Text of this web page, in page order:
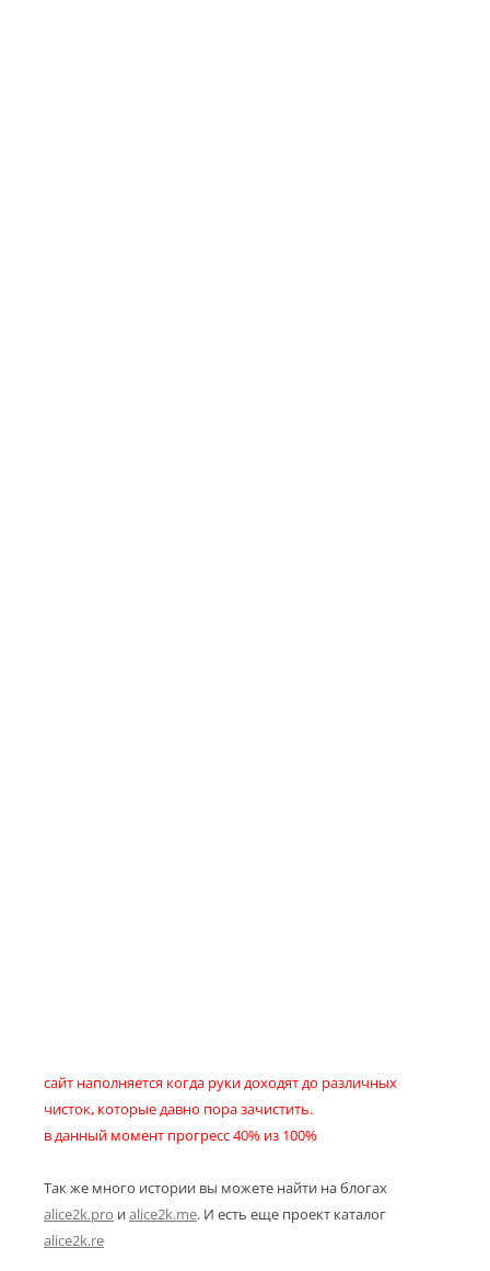
сайт наполняется когда руки доходят до различных
чисток, которые давно пора зачистить.
в данный момент прогресс 40% из 100%
Так же много истории вы можете найти на блогах
alice2k.pro иalice2k.me. И есть еще проект каталог
alice2k.re